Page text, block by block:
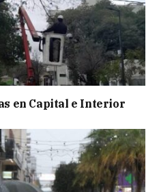
en Capital e Interior